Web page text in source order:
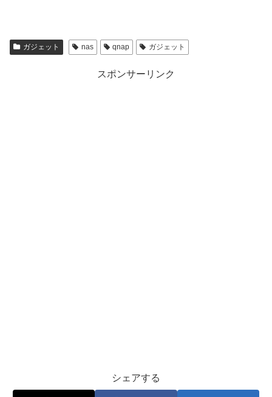
ガジェット nas qnap ガジェット
スポンサーリンク
シェアする